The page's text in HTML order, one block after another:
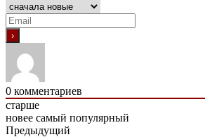
0 комментариев
старше
новее самый популярный
Предыдущий